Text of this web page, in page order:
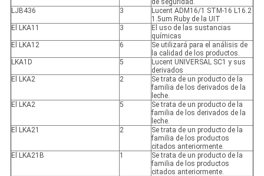
de seguridad.
LJB436
3
Lucent ADM16/1 STM-16 L16.2
1.5um Ruby de la UIT
El LKA11
3
El uso de las sustancias
químicas
El LKA12
6
Se utilizará para el análisis de
la calidad de los productos.
LKA1D
5
Lucent UNIVERSAL SC1 y sus
derivados
El LKA2
2
Se trata de un producto de la
familia de los derivados de la
leche.
El LKA2
5
Se trata de un producto de la
familia de los derivados de la
leche.
El LKA21
2
Se trata de un producto de la
familia de los productos
citados anteriormente.
El LKA21B
1
Se trata de un producto de la
familia de los productos
citados anteriormente.